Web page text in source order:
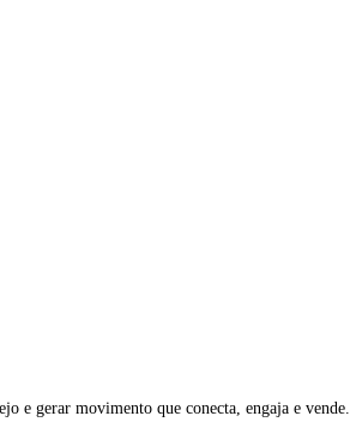
e gerar movimento que conecta, engaja e vende.